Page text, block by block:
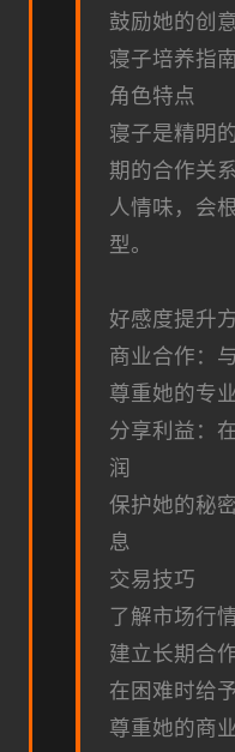
鼓励她的创
寝子培养指
角色特点
寝子是精明
期的合作关
人情味，会
型。
好感度提升
商业合作：
尊重她的专
分享利益：
润
保护她的秘
息
交易技巧
了解市场行
建立长期合
在困难时给
尊重她的商